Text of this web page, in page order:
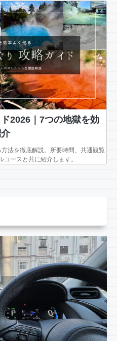
2026｜7つの地獄を効
法を徹底解説。所要時間、共通観覧
ースと共に紹介します。